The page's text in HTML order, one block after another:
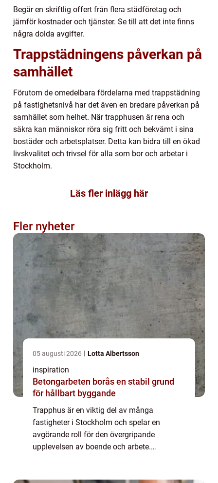
Begär en skriftlig offert från flera städföretag och
jämför kostnader och tjänster. Se till att det inte finns
några dolda avgifter.
Trappstädningens påverkan på
samhället
Förutom de omedelbara fördelarna med trappstädning
på fastighetsnivå har det även en bredare påverkan på
samhället som helhet. När trapphusen är rena och
säkra kan människor röra sig fritt och bekvämt i sina
bostäder och arbetsplatser. Detta kan bidra till en ökad
livskvalitet och trivsel för alla som bor och arbetar i
Stockholm.
Läs fler inlägg här
Fler nyheter
05 augusti 2026 Lotta Albertsson
inspiration
Betongarbeten borås en stabil grund
för hållbart byggande
Trapphus är en viktig del av många
fastigheter i Stockholm och spelar en
avgörande roll för den övergripande
upplevelsen av boende och arbete.